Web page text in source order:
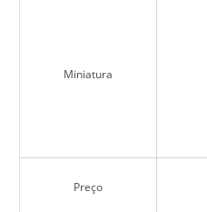
Miniatura
Preço